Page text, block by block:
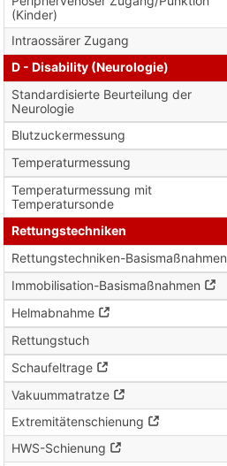
(Kinder)
Intraossärer Zugang
D - Disability (Neurologie)
Standardisierte Beurteilung der
Neurologie
Blutzuckermessung
Temperaturmessung
Temperaturmessung mit
Temperatursonde
Rettungstechniken
Rettungstechniken-Basismaßnahmen
Immobilisation-Basismaßnahmen
Helmabnahme
Rettungstuch
Schaufeltrage
Vakuummatratze
Extremitätenschienung
HWS-Schienung